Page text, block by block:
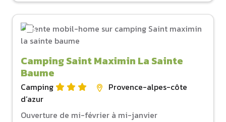
Camping Saint Maximin La Sainte
Baume
Camping
Provence-alpes-côte
d‘azur
Ouverture de mi-février à mi-janvier